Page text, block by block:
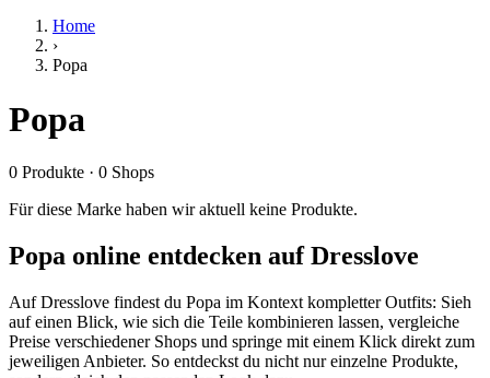
Home
›
Popa
Popa
0 Produkte · 0 Shops
Für diese Marke haben wir aktuell keine Produkte.
Popa online entdecken auf Dresslove
Auf Dresslove findest du Popa im Kontext kompletter Outfits: Sieh
auf einen Blick, wie sich die Teile kombinieren lassen, vergleiche
Preise verschiedener Shops und springe mit einem Klick direkt zum
jeweiligen Anbieter. So entdeckst du nicht nur einzelne Produkte,